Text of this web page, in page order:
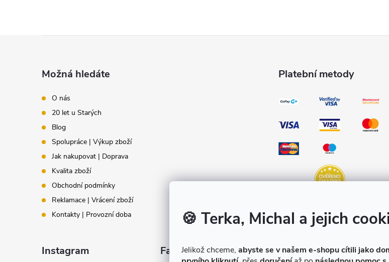
🍪 Terka, Michal a jejich
Jelikož chceme, abyste se v našem e-shopu cítili jako
Možná hledáte
O nás
20 let u Starých
Blog
Spolupráce | Výkup zboží
Jak nakupovat | Doprava
Kvalita zboží
Obchodní podmínky
Reklamace | Vrácení zboží
Kontakty | Provozní doba
Platební metody
Instagram Facebook